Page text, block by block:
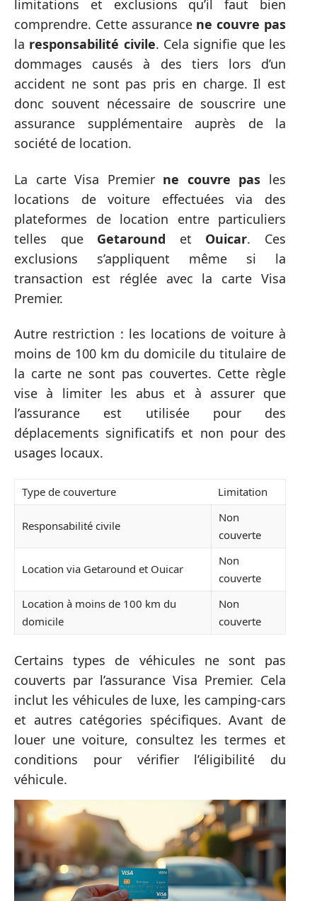
limitations et exclusions qu’il faut bien
comprendre. Cette assurance ne couvre pas
la responsabilité civile. Cela signifie que les
dommages causés à des tiers lors d’un
accident ne sont pas pris en charge. Il est
donc souvent nécessaire de souscrire une
assurance supplémentaire auprès de la
société de location.
La carte Visa Premier ne couvre pas les
locations de voiture effectuées via des
plateformes de location entre particuliers
telles que Getaround et Ouicar. Ces
exclusions s’appliquent même si la
transaction est réglée avec la carte Visa
Premier.
Autre restriction : les locations de voiture à
moins de 100 km du domicile du titulaire de
la carte ne sont pas couvertes. Cette règle
vise à limiter les abus et à assurer que
l’assurance est utilisée pour des
déplacements significatifs et non pour des
usages locaux.
Type de couverture Limitation
Responsabilité civile
Non
couverte
Location via Getaround et Ouicar
Non
couverte
Location à moins de 100 km du
domicile
Non
couverte
Certains types de véhicules ne sont pas
couverts par l’assurance Visa Premier. Cela
inclut les véhicules de luxe, les camping-cars
et autres catégories spécifiques. Avant de
louer une voiture, consultez les termes et
conditions pour vérifier l’éligibilité du
véhicule.